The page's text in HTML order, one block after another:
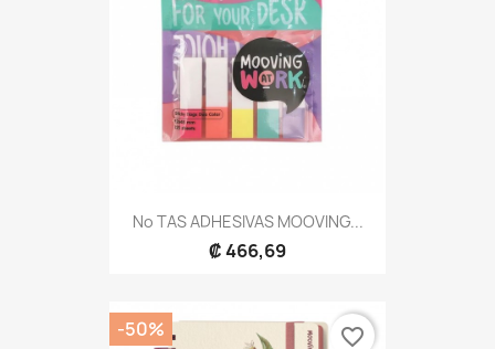
No TAS ADHESIVAS MOOVING...
₡ 466,69
-50% favorite_border